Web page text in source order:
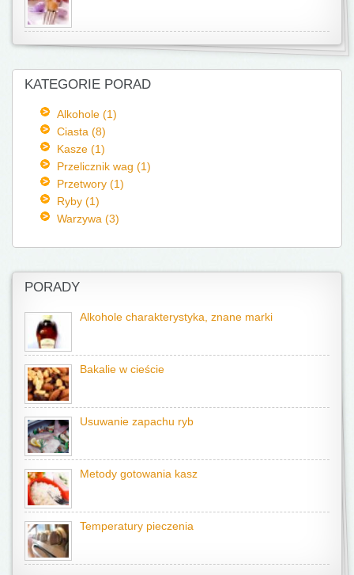
KATEGORIE PORAD
Alkohole (1)
Ciasta (8)
Kasze (1)
Przelicznik wag (1)
Przetwory (1)
Ryby (1)
Warzywa (3)
PORADY
Alkohole charakterystyka, znane marki
Bakalie w cieście
Usuwanie zapachu ryb
Metody gotowania kasz
Temperatury pieczenia